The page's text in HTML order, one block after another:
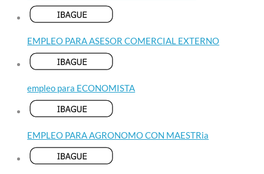
EMPLEO PARA ASESOR COMERCIAL EXTERNO
empleo para ECONOMISTA
EMPLEO PARA AGRONOMO CON MAESTRia